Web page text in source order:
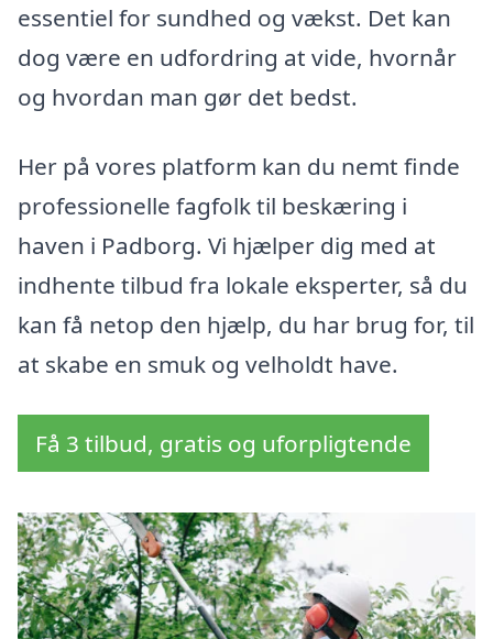
essentiel for sundhed og vækst. Det kan
dog være en udfordring at vide, hvornår
og hvordan man gør det bedst.
Her på vores platform kan du nemt finde
professionelle fagfolk til beskæring i
haven i Padborg. Vi hjælper dig med at
indhente tilbud fra lokale eksperter, så du
kan få netop den hjælp, du har brug for, til
at skabe en smuk og velholdt have.
Få 3 tilbud, gratis og uforpligtende